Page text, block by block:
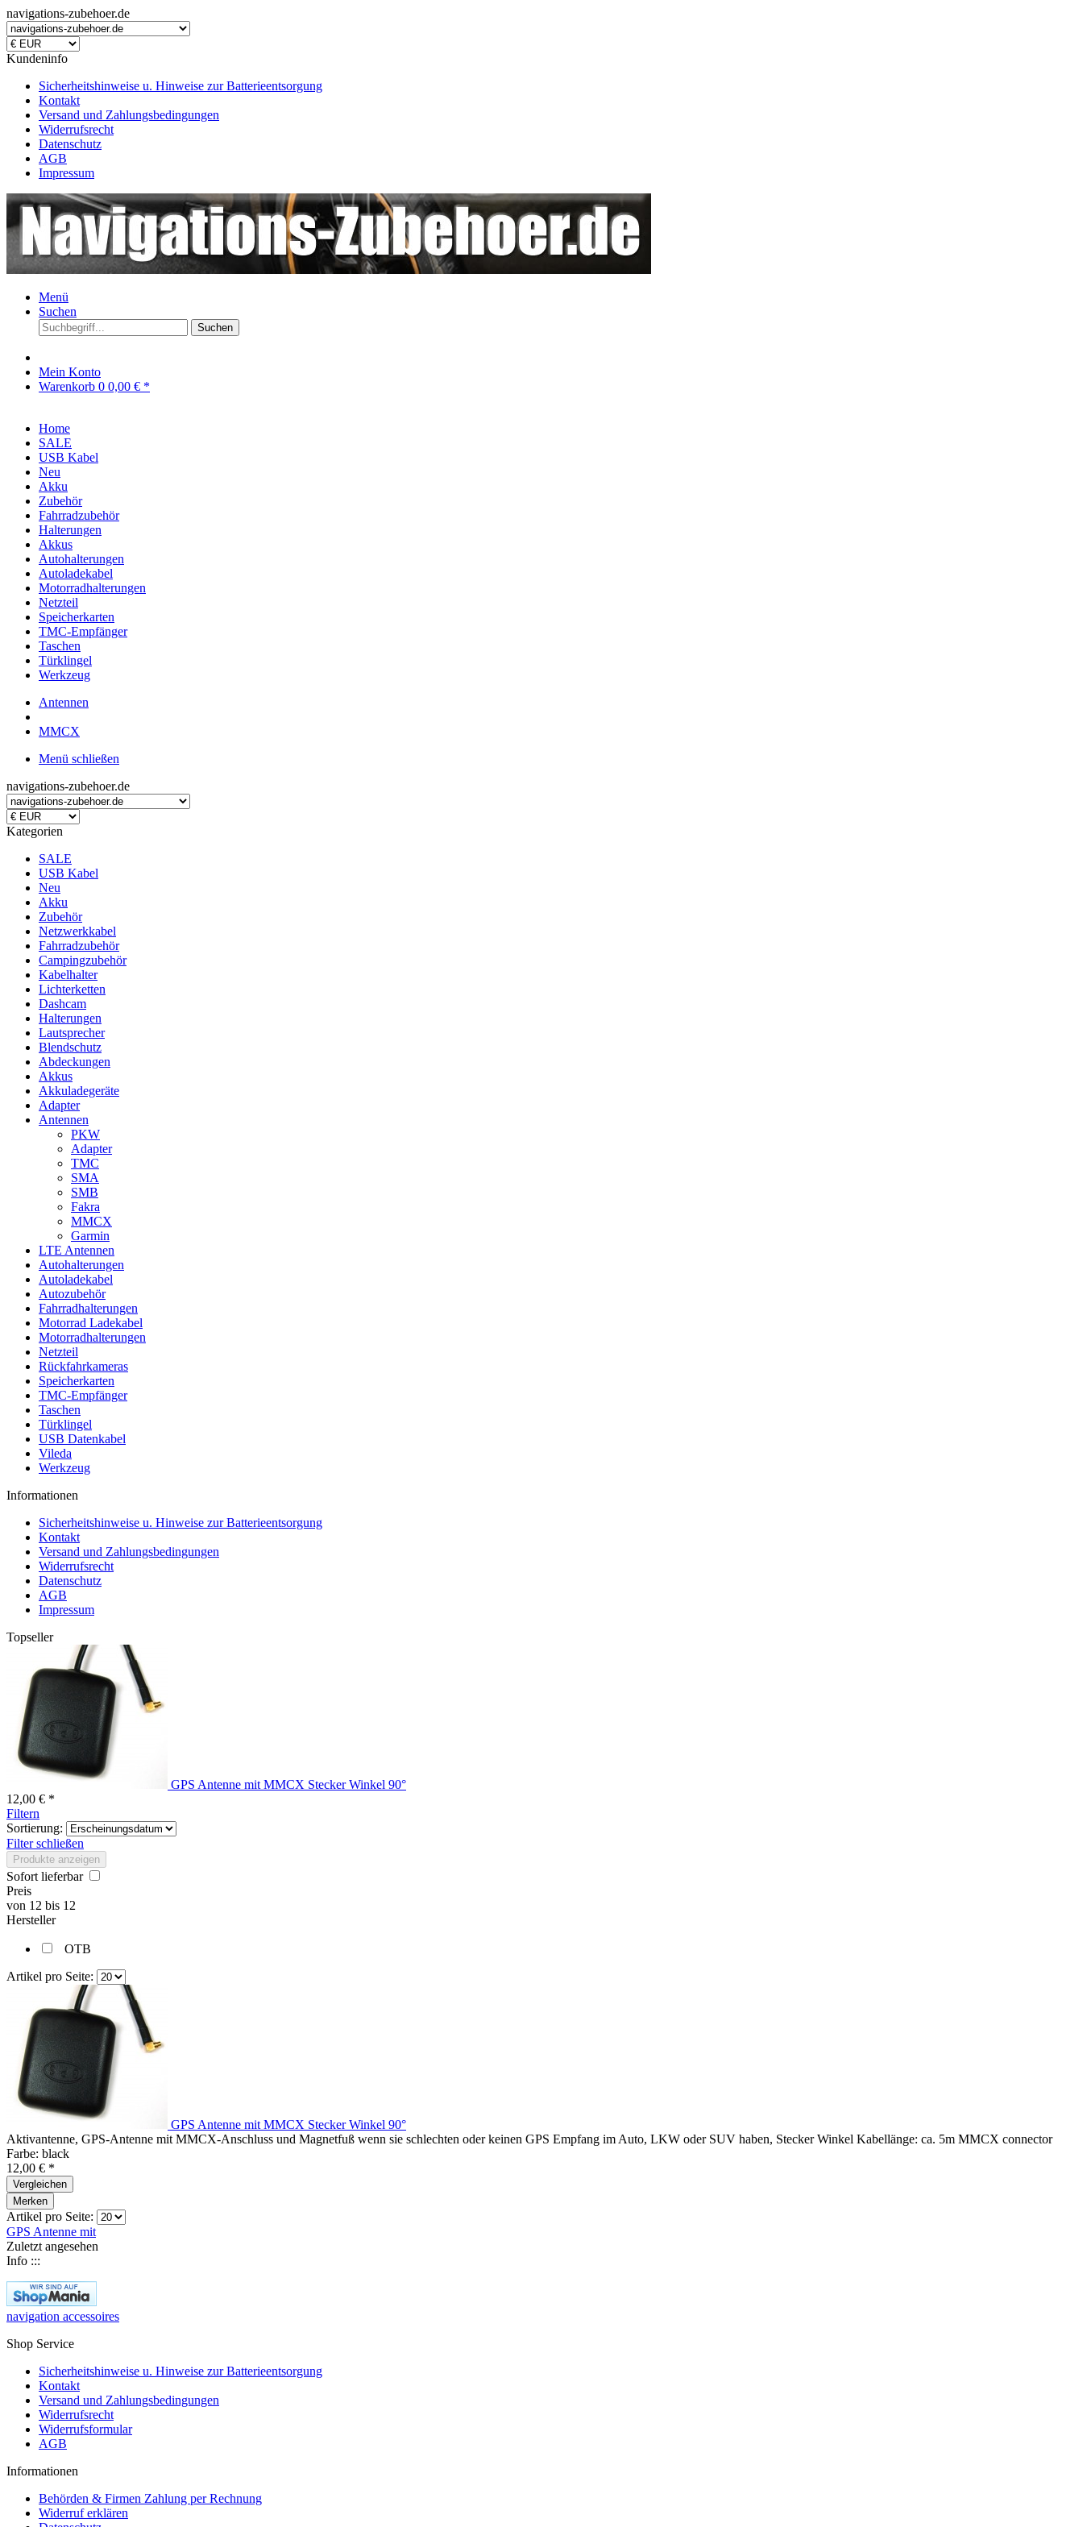
navigations-zubehoer.de
Kundeninfo
Sicherheitshinweise u. Hinweise zur Batterieentsorgung
Kontakt
Versand und Zahlungsbedingungen
Widerrufsrecht
Datenschutz
AGB
Impressum
Menü
Suchen
Suchen
Mein Konto
Warenkorb 0 0,00 € *
Home
SALE
USB Kabel
Neu
Akku
Zubehör
Fahrradzubehör
Halterungen
Akkus
Autohalterungen
Autoladekabel
Motorradhalterungen
Netzteil
Speicherkarten
TMC-Empfänger
Taschen
Türklingel
Werkzeug
Antennen
MMCX
Menü schließen
navigations-zubehoer.de
Kategorien
SALE
USB Kabel
Neu
Akku
Zubehör
Netzwerkkabel
Fahrradzubehör
Campingzubehör
Kabelhalter
Lichterketten
Dashcam
Halterungen
Lautsprecher
Blendschutz
Abdeckungen
Akkus
Akkuladegeräte
Adapter
Antennen
PKW
Adapter
TMC
SMA
SMB
Fakra
MMCX
Garmin
LTE Antennen
Autohalterungen
Autoladekabel
Autozubehör
Fahrradhalterungen
Motorrad Ladekabel
Motorradhalterungen
Netzteil
Rückfahrkameras
Speicherkarten
TMC-Empfänger
Taschen
Türklingel
USB Datenkabel
Vileda
Werkzeug
Informationen
Sicherheitshinweise u. Hinweise zur Batterieentsorgung
Kontakt
Versand und Zahlungsbedingungen
Widerrufsrecht
Datenschutz
AGB
Impressum
Topseller
GPS Antenne mit MMCX Stecker Winkel 90°
12,00 € *
Filtern
Sortierung:
Filter schließen
Produkte anzeigen
Sofort lieferbar
Preis
von 12 bis 12
Hersteller
OTB
Artikel pro Seite:
GPS Antenne mit MMCX Stecker Winkel 90°
Aktivantenne, GPS-Antenne mit MMCX-Anschluss und Magnetfuß wenn sie schlechten oder keinen GPS Empfang im Auto, LKW oder SUV haben, Stecker Winkel Kabellänge: ca. 5m MMCX connector
Farbe: black
12,00 € *
Vergleichen
Merken
Artikel pro Seite:
GPS Antenne mit
Zuletzt angesehen
Info :::
navigation accessoires
Shop Service
Sicherheitshinweise u. Hinweise zur Batterieentsorgung
Kontakt
Versand und Zahlungsbedingungen
Widerrufsrecht
Widerrufsformular
AGB
Informationen
Behörden & Firmen Zahlung per Rechnung
Widerruf erklären